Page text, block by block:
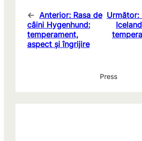
← Anterior: Rasa de
câini Hygenhund:
temperament,
aspect și îngrijire
Următor:
Press